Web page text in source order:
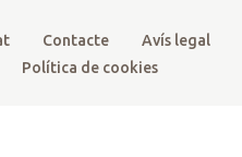
Contacte
Avís legal
Política de cookies